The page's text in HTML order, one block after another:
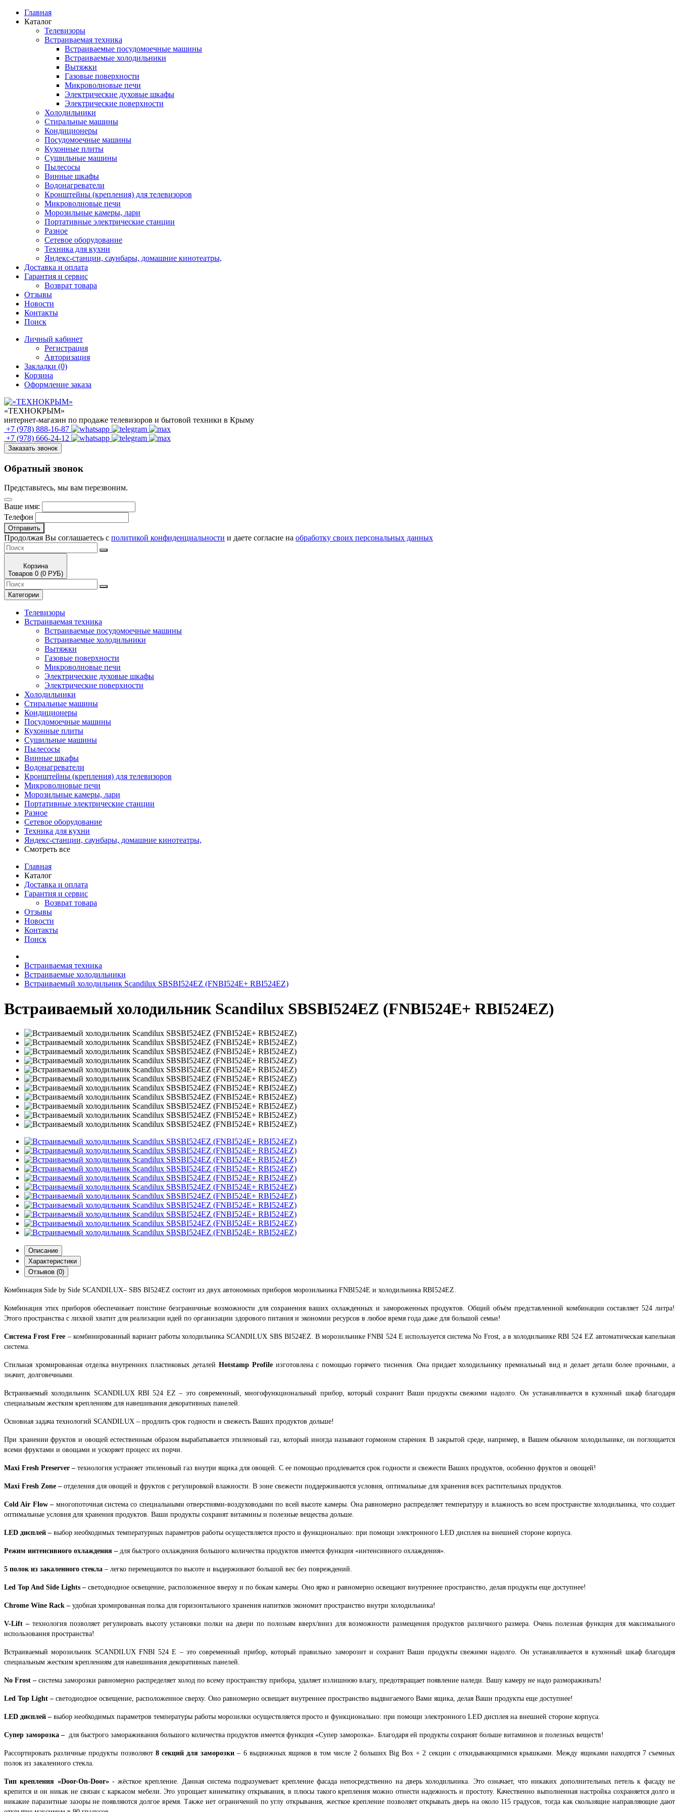
Главная
Каталог
Телевизоры
Встраиваемая техника
Встраиваемые посудомоечные машины
Встраиваемые холодильники
Вытяжки
Газовые поверхности
Микроволновые печи
Электрические духовые шкафы
Электрические поверхности
Холодильники
Стиральные машины
Кондиционеры
Посудомоечные машины
Кухонные плиты
Сушильные машины
Пылесосы
Винные шкафы
Водонагреватели
Кронштейны (крепления) для телевизоров
Микроволновые печи
Морозильные камеры, лари
Портативные электрические станции
Разное
Сетевое оборудование
Техника для кухни
Яндекс-станции, саунбары, домашние кинотеатры,
Доставка и оплата
Гарантия и сервис
Возврат товара
Отзывы
Новости
Контакты
Поиск
Личный кабинет
Регистрация
Авторизация
Закладки (0)
Корзина
Оформление заказа
«ТЕХНОКРЫМ»
интернет-магазин по продаже телевизоров и бытовой техники в Крыму
+7 (978) 888-16-87
+7 (978) 666-24-12
Заказать звонок
Обратный звонок
Представьтесь, мы вам перезвоним.
Ваше имя:
Телефон
Отправить
Продолжая Вы соглашаетесь с политикой конфиденциальности и даете согласие на обработку своих персональных данных
Корзина
Товаров 0 (0 РУБ)
Категории
Телевизоры
Встраиваемая техника
Встраиваемые посудомоечные машины
Встраиваемые холодильники
Вытяжки
Газовые поверхности
Микроволновые печи
Электрические духовые шкафы
Электрические поверхности
Холодильники
Стиральные машины
Кондиционеры
Посудомоечные машины
Кухонные плиты
Сушильные машины
Пылесосы
Винные шкафы
Водонагреватели
Кронштейны (крепления) для телевизоров
Микроволновые печи
Морозильные камеры, лари
Портативные электрические станции
Разное
Сетевое оборудование
Техника для кухни
Яндекс-станции, саунбары, домашние кинотеатры,
Смотреть все
Главная
Каталог
Доставка и оплата
Гарантия и сервис
Возврат товара
Отзывы
Новости
Контакты
Поиск
Встраиваемая техника
Встраиваемые холодильники
Встраиваемый холодильник Scandilux SBSBI524EZ (FNBI524E+ RBI524EZ)
Встраиваемый холодильник Scandilux SBSBI524EZ (FNBI524E+ RBI524EZ)
Описание
Характеристики
Отзывов (0)
Комбинация Side by Side SCANDILUX– SBS BI524EZ состоит из двух автономных приборов морозильника FNBI524E и холодильника RBI524EZ.
Комбинация этих приборов обеспечивает поистине безграничные возможности для сохранения ваших охлажденных и замороженных продуктов. Общий объём представленной комбинации составляет 524 литра!
Этого пространства с лихвой хватит для реализации идей по организации здорового питания и экономии ресурсов в любое время года даже для большой семьи!
Система Frost Free – комбинированный вариант работы холодильника SCANDILUX SBS BI524EZ. В морозильнике FNBI 524 E используется система No Frost, а в холодильнике RBI 524 ЕZ автоматическая капельная
система.
Стильная хромированная отделка внутренних пластиковых деталей Hotstamp Profileизготовлена с помощью горячего тиснения. Она придает холодильнику премиальный вид и делает детали более прочными, а
значит, долговечными.
Встраиваемый холодильник SCANDILUX RBI 524 ЕZ – это современный, многофункциональный прибор, который сохранит Ваши продукты свежими надолго. Он устанавливается в кухонный шкаф благодаря
специальным жестким креплениям для навешивания декоративных панелей.
Основная задача технологий SCANDILUX – продлить срок годности и свежесть Ваших продуктов дольше!
При хранении фруктов и овощей естественным образом вырабатывается этиленовый газ, который иногда называют гормоном старения. В закрытой среде, например, в Вашем обычном холодильнике, он поглощается
всеми фруктами и овощами и ускоряет процесс их порчи.
Maxi Fresh Preserver – технология устраняет этиленовый газ внутри ящика для овощей. С ее помощью продлевается срок годности и свежести Ваших продуктов, особенно фруктов и овощей!
Maxi Fresh Zone – отделения для овощей и фруктов с регулировкой влажности. В зоне свежести поддерживаются условия, оптимальные для хранения всех растительных продуктов.
Cold Air Flow – многопоточная система со специальными отверстиями-воздуховодами по всей высоте камеры. Она равномерно распределяет температуру и влажность во всем пространстве холодильника, что создает
оптимальные условия для хранения продуктов. Ваши продукты сохранят витамины и полезные вещества дольше.
LED дисплей – выбор необходимых температурных параметров работы осуществляется просто и функционально: при помощи электронного LED дисплея на внешней стороне корпуса.
Режим интенсивного охлаждения – для быстрого охлаждения большого количества продуктов имеется функция «интенсивного охлаждения».
5 полок из закаленного стекла – легко перемещаются по высоте и выдерживают большой вес без повреждений.
Led Top And Side Lights – светодиодное освещение, расположенное вверху и по бокам камеры. Оно ярко и равномерно освещают внутреннее пространство, делая продукты еще доступнее!
Chrome Wine Rack – удобная хромированная полка для горизонтального хранения напитков экономит пространство внутри холодильника!
V-Lift – технология позволяет регулировать высоту установки полки на двери по полозьям вверх/вниз для возможности размещения продуктов различного размера. Очень полезная функция для максимального
использования пространства!
Встраиваемый морозильник SCANDILUX FNBI 524 E – это современный прибор, который правильно заморозит и сохранит Ваши продукты свежими надолго. Он устанавливается в кухонный шкаф благодаря
специальным жестким креплениям для навешивания декоративных панелей.
No Frost – система заморозки равномерно распределяет холод по всему пространству прибора, удаляет излишнюю влагу, предотвращает появление наледи. Вашу камеру не надо размораживать!
Led Top Light – светодиодное освещение, расположенное сверху. Оно равномерно освещает внутреннее пространство выдвигаемого Вами ящика, делая Ваши продукты еще доступнее!
LED дисплей – выбор необходимых параметров температуры работы морозилки осуществляется просто и функционально: при помощи электронного LED дисплея на внешней стороне корпуса.
Супер заморозка – для быстрого замораживания большого количества продуктов имеется функция «Супер заморозка». Благодаря ей продукты сохранят больше витаминов и полезных веществ!
Рассортировать различные продукты позволяют 8 секций для заморозки – 6 выдвижных ящиков в том числе 2 больших Big Box + 2 секции с откидывающимися крышками. Между ящиками находятся 7 съемных
полок из закаленного стекла.
Тип крепления «Door-On-Door» - жёсткое крепление. Данная система подразумевает крепление фасада непосредственно на дверь холодильника. Это означает, что никаких дополнительных петель к фасаду не
крепится и он никак не связан с каркасом мебели. Это упрощает кинематику открывания, в плюсы такого крепления можно отнести надежность и простоту. Качественно выполненная настройка сохраняется долго и
никакие паразитные зазоры не появляются долгое время. Также нет ограничений по углу открывания, жесткое крепление позволяет открывать дверь на около 115 градусов, тогда как скользящие направляющие дают